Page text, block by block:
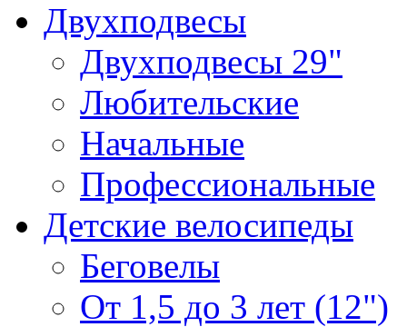
Двухподвесы
Двухподвесы 29"
Любительские
Начальные
Профессиональные
Детские велосипеды
Беговелы
От 1,5 до 3 лет (12")